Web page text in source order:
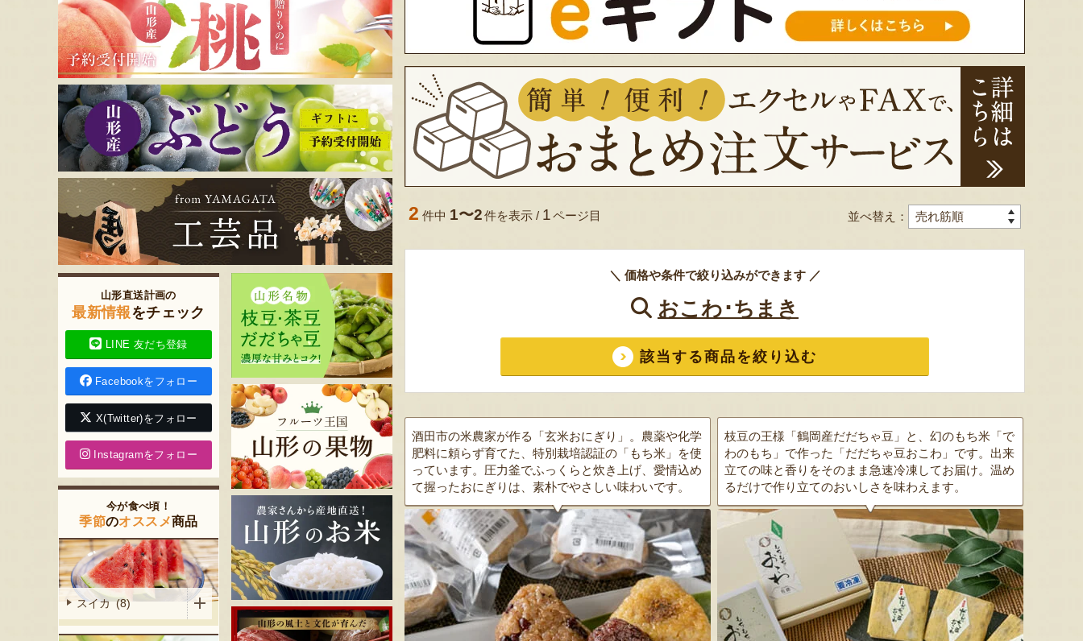
2 件中 1〜2件を表示 / 1ページ目 並べ替え：
＼ 価格や条件で絞り込みができます ／
おこわ･ちまき
該当する商品を絞り込む
酒田市の米農家が作る「玄米おにぎり」。農薬や化学
肥料に頼らず育てた、特別栽培認証の「もち米」を使
っています。圧力釜でふっくらと炊き上げ、愛情込め
て握ったおにぎりは、素朴でやさしい味わいです。
枝豆の王様「鶴岡産だだちゃ豆」と、幻のもち米「で
わのもち」で作った「だだちゃ豆おこわ」です。出来
立ての味と香りをそのまま急速冷凍してお届け。温め
るだけで作り立てのおいしさを味わえます。
山形直送計画の
最新情報をチェック
LINE 友だち登録
Facebookをフォロー
X(Twitter)をフォロー
Instagramをフォロー
今が食べ頃！
季節のオススメ商品
スイカ (8)